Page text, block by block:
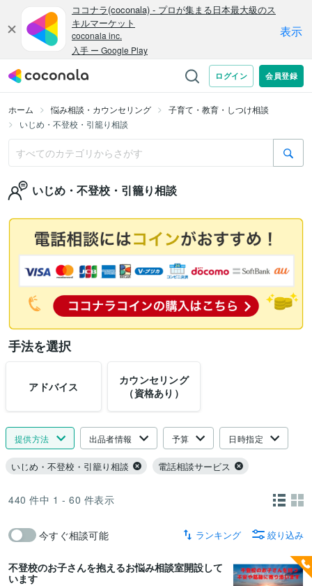
ホーム 悩み相談・カウンセリング
子育て・教育・しつけ相談
いじめ・不登校・引籠り相談
いじめ・不登校・引籠り相談
手法を選択
アドバイス
カウンセリング
（資格あり）
提供方法 出品者情報 予算 日時指定
いじめ・不登校・引籠り相談 電話相談サービス
440 件中 1 - 60 件表示
今すぐ相談可能 ランキング 絞り込み
不登校のお子さんを抱えるお悩み相談室開設して
います